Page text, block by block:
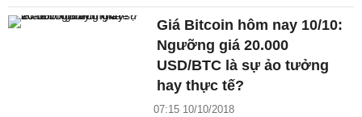
Giá Bitcoin hôm nay 10/10:
Ngưỡng giá 20.000
USD/BTC là sự ảo tưởng
hay thực tế?
07:15 10/10/2018